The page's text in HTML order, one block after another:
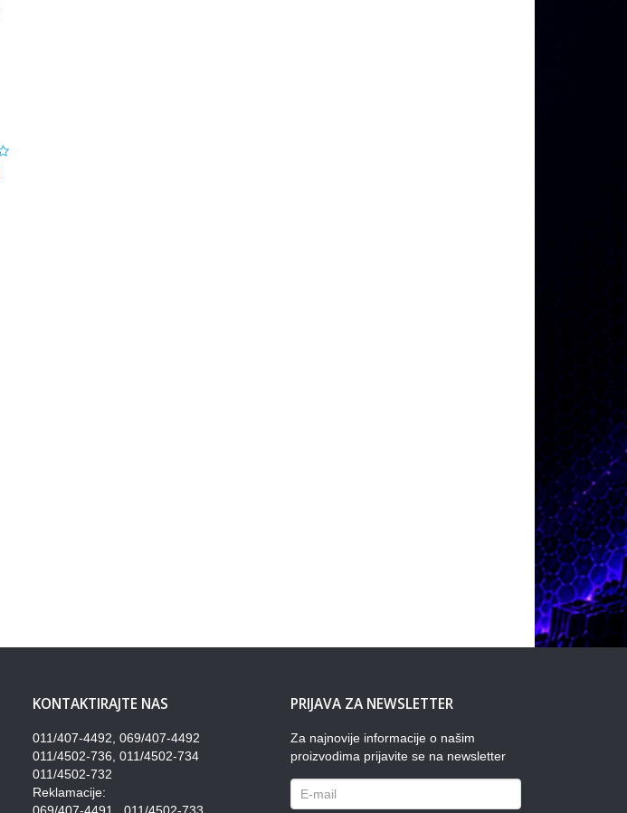
KONTAKTIRAJTE NAS
011/407-4492, 069/407-4492
011/4502-736, 011/4502-734
011/4502-732
Reklamacije:
PRIJAVA ZA NEWSLETTER
Za najnovije informacije o našim
proizvodima prijavite se na newsletter